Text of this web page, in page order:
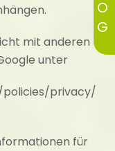
mit anderen
unter
privacy/
für